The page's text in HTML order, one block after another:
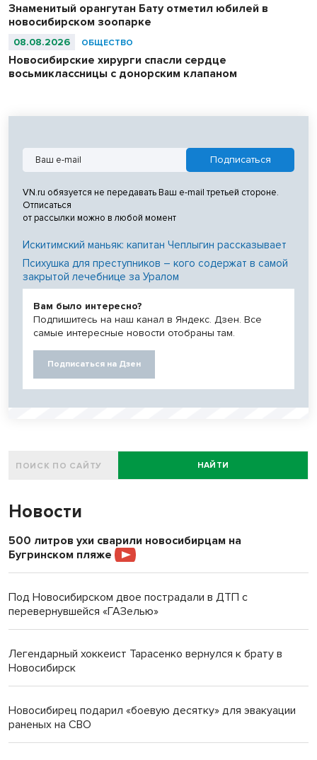
Знаменитый орангутан Бату отметил юбилей в
новосибирском зоопарке
08.08.2026 ОБЩЕСТВО
Новосибирские хирурги спасли сердце
восьмиклассницы с донорским клапаном
VN.ru обязуется не передавать Ваш e-mail третьей стороне.
Отписаться
от рассылки можно в любой момент
Искитимский маньяк: капитан Чеплыгин рассказывает
Психушка для преступников – кого содержат в самой
закрытой лечебнице за Уралом
Вам было интересно?
Подпишитесь на наш канал в Яндекс. Дзен. Все
самые интересные новости отобраны там.
Подписаться на Дзен
НАЙТИ
Новости
500 литров ухи сварили новосибирцам на
Бугринском пляже
Под Новосибирском двое пострадали в ДТП с
перевернувшейся «ГАЗелью»
Легендарный хоккеист Тарасенко вернулся к брату в
Новосибирск
Новосибирец подарил «боевую десятку» для эвакуации
раненых на СВО